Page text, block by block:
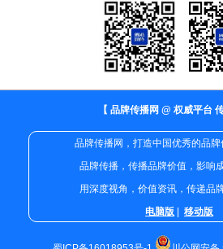
【 品牌传播网 @ 权威平台
品牌传播网，打造中国优秀的品牌
品牌传播，传播品牌价值，影响
用深度视角，价值资讯，传递品
电脑版 | 移动版